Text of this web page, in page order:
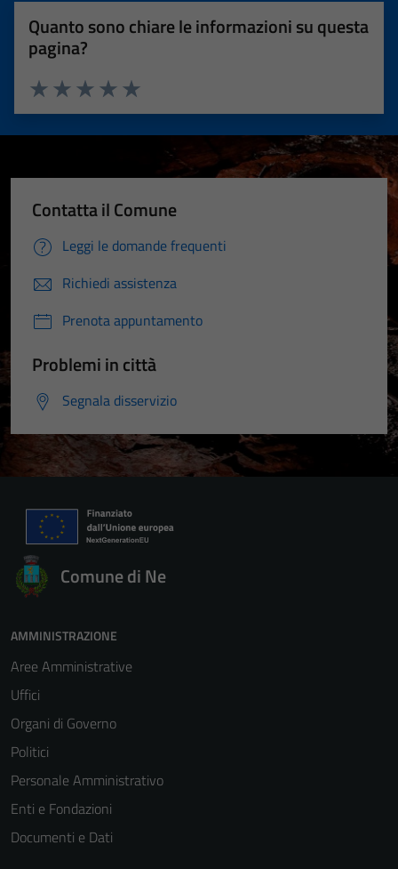
Quanto sono chiare le informazioni su questa
pagina?
Valuta 5 stelle su 5
Valuta 4 stelle su 5
Valuta 3 stelle su 5
Valuta 2 stelle su 5
Valuta 1 stelle su 5
Contatta il Comune
Leggi le domande frequenti
Richiedi assistenza
Prenota appuntamento
Problemi in città
Segnala disservizio
Comune di Ne
AMMINISTRAZIONE
Aree Amministrative
Uffici
Organi di Governo
Politici
Personale Amministrativo
Enti e Fondazioni
Documenti e Dati